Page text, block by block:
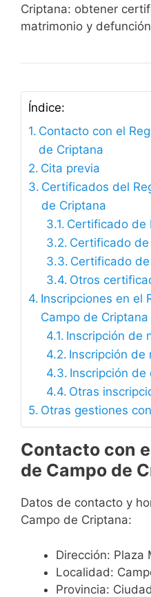
Criptana: obtener
matrimonio y
Índice:
Contacto con el
de Criptana
Cita previa
Certificados del
de Criptana
Certificado de
Certificado
Certificado
Otros
Inscripciones en el
Campo de Criptana
Inscripción de
Inscripción de
Inscripción de
Otras
Otras gestiones
Contacto con
de Campo de
Datos de contacto y
Campo de Criptana:
Dirección: Plaza
Localidad:
Provincia: